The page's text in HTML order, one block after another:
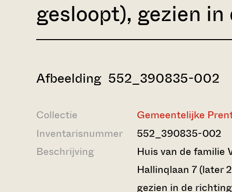
gesloopt), gezien in
Afbeelding 552_390835-002
Collectie
Gemeentelijke
Inventarisnummer
552_390835-002
Beschrijving
Huis van de familie
Hallinqlaan 7 (later
gezien in de